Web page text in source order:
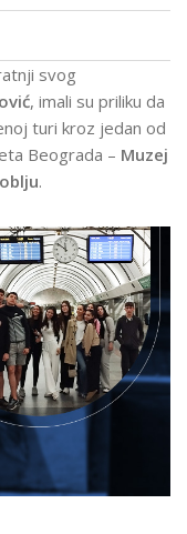
svog
, imali su priliku da
turi kroz jedan od
Beograda – Muzej
.